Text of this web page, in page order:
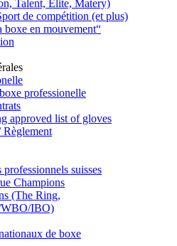
Talent, Elite, Matery)
de compétition (et plus)
boxe en mouvement“
professionelle
approved list of gloves
suisses
Champions
(The Ring,
IBO)
de boxe